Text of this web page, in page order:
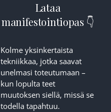
Lataa
manifestointiopas 👇
Kolme yksinkertaista
tekniikkaa, jotka saavat
unelmasi toteutumaan –
kun lopulta teet
muutoksen siellä, missä se
todella tapahtuu.